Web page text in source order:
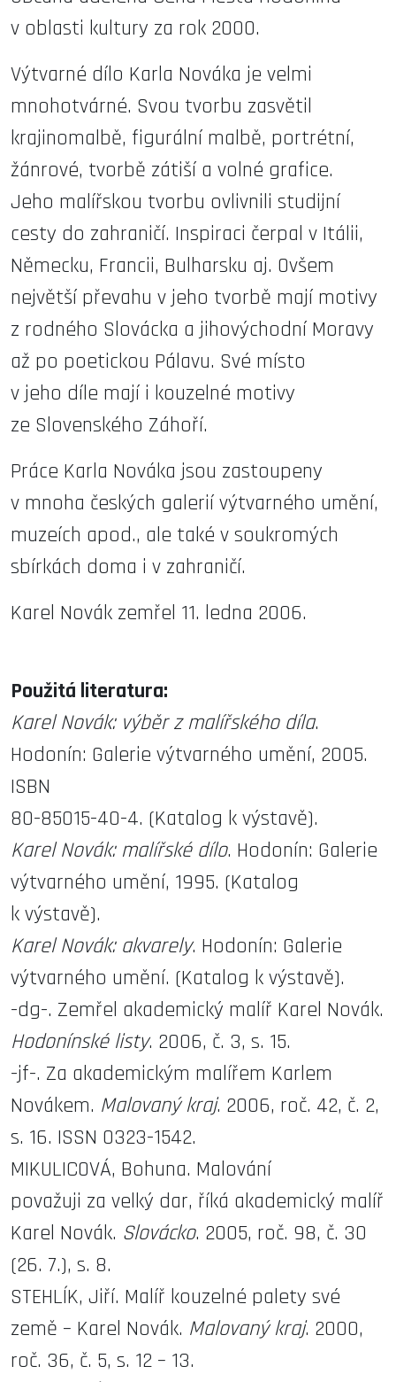
v oblasti kultury za rok 2000.
Výtvarné dílo Karla Nováka je velmi
mnohotvárné. Svou tvorbu zasvětil
krajinomalbě, figurální malbě, portrétní,
žánrové, tvorbě zátiší a volné grafice.
Jeho malířskou tvorbu ovlivnili studijní
cesty do zahraničí. Inspiraci čerpal v Itálii,
Německu, Francii, Bulharsku aj. Ovšem
největší převahu v jeho tvorbě mají motivy
z rodného Slovácka a jihovýchodní Moravy
až po poetickou Pálavu. Své místo
v jeho díle mají i kouzelné motivy
ze Slovenského Záhoří.
Práce Karla Nováka jsou zastoupeny
v mnoha českých galerií výtvarného umění,
muzeích apod., ale také v soukromých
sbírkách doma i v zahraničí.
Karel Novák zemřel 11. ledna 2006.
Použitá literatura:
Karel Novák: výběr z malířského díla.
Hodonín: Galerie výtvarného umění, 2005.
ISBN
80-85015-40-4. (Katalog k výstavě).
Karel Novák: malířské dílo. Hodonín: Galerie
výtvarného umění, 1995. (Katalog
k výstavě).
Karel Novák: akvarely. Hodonín: Galerie
výtvarného umění. (Katalog k výstavě).
-dg-. Zemřel akademický malíř Karel Novák.
Hodonínské listy. 2006, č. 3, s. 15.
-jf-. Za akademickým malířem Karlem
Novákem. Malovaný kraj. 2006, roč. 42, č. 2,
s. 16. ISSN 0323-1542.
MIKULICOVÁ, Bohuna. Malování
považuji za velký dar, říká akademický malíř
Karel Novák. Slovácko. 2005, roč. 98, č. 30
(26. 7.), s. 8.
STEHLÍK, Jiří. Malíř kouzelné palety své
země – Karel Novák. Malovaný kraj. 2000,
roč. 36, č. 5, s. 12 – 13.